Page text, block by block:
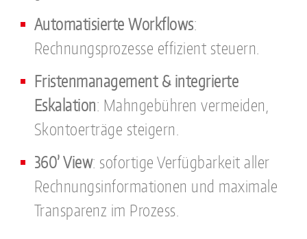
Automatisierte Workflows:
Rechnungsprozesse effizient steuern.
Fristenmanagement & integrierte
Eskalation: Mahngebühren vermeiden,
Skontoerträge steigern.
360’ View: sofortige Verfügbarkeit aller
Rechnungsinformationen und maximale
Transparenz im Prozess.